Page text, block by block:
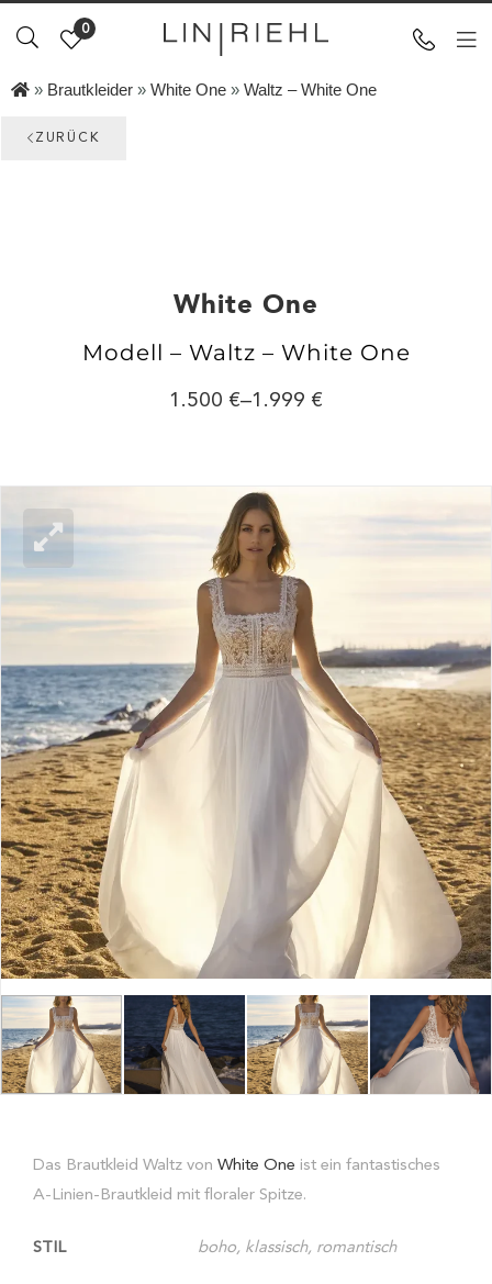
0
» Brautkleider » White One » Waltz – White One
ZURÜCK
White One
Modell – Waltz – White One
1.500 –1.999
Das Brautkleid Waltz von White One ist ein fantastisches
A-Linien-Brautkleid mit floraler Spitze.
STIL boho, klassisch, romantisch